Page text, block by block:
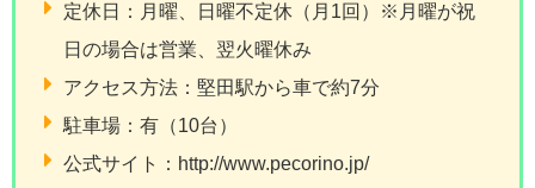
定休日：月曜、日曜不定休（月1回）※月曜が祝
日の場合は営業、翌火曜休み
アクセス方法：堅田駅から車で約7分
駐車場：有（10台）
公式サイト：http://www.pecorino.jp/